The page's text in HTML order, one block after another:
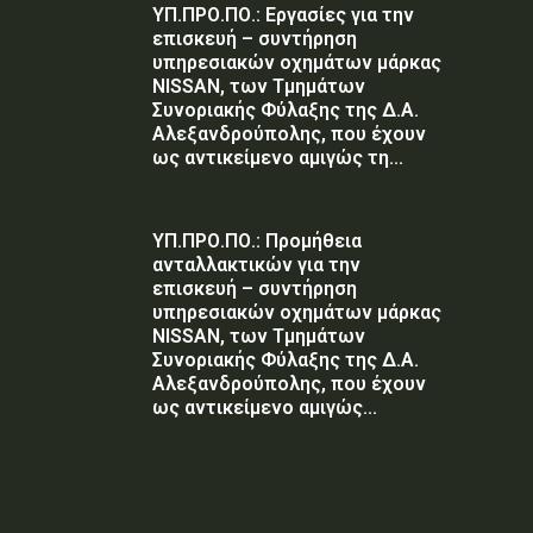
ΥΠ.ΠΡΟ.ΠΟ.: Εργασίες για την
επισκευή – συντήρηση
υπηρεσιακών οχημάτων μάρκας
NISSAN, των Τμημάτων
Συνοριακής Φύλαξης της Δ.Α.
Αλεξανδρούπολης, που έχουν
ως αντικείμενο αμιγώς τη...
ΥΠ.ΠΡΟ.ΠΟ.: Προμήθεια
ανταλλακτικών για την
επισκευή – συντήρηση
υπηρεσιακών οχημάτων μάρκας
NISSAN, των Τμημάτων
Συνοριακής Φύλαξης της Δ.Α.
Αλεξανδρούπολης, που έχουν
ως αντικείμενο αμιγώς...